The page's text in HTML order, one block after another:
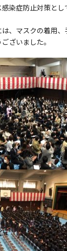
染症防止対策と
、マスクの着用
ざいました。